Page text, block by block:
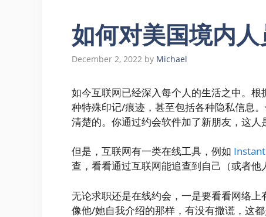
如何对美国境内
December 2, 2022 by Michael
如今互联网已经深入每个人的生活之中。
种特殊印记/痕迹，甚至包括各种隐私信息
清楚的。你通过约会软件加了新朋友，这人
但是，互联网有一类在线工具，例如
查，看看通过互联网能追查到自己（或者他
无论求职还是在线约会，一是要看看网络
像他/她自我介绍的那样，有没有撒谎，这都